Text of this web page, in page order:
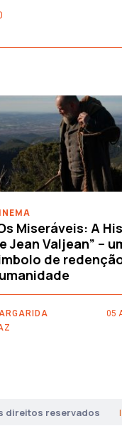
Miseráveis: A
Jean Valjean” –
de
05
direitos reservados |